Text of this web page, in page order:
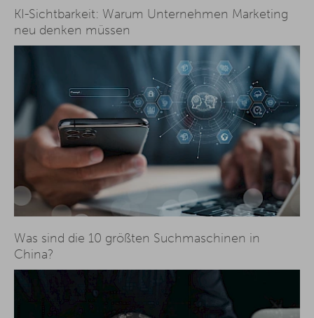
KI-Sichtbarkeit: Warum Unternehmen Marketing
neu denken müssen
Was sind die 10 größten Suchmaschinen in
China?